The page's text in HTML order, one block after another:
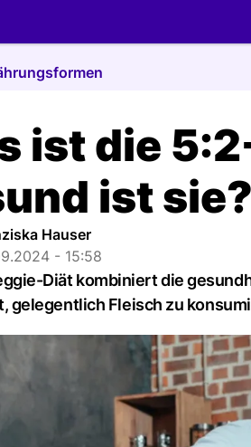
food.
ist die
ist sie?
Hauser
- 15:58
Diät kombiniert die
gelegentlich Fleisch zu